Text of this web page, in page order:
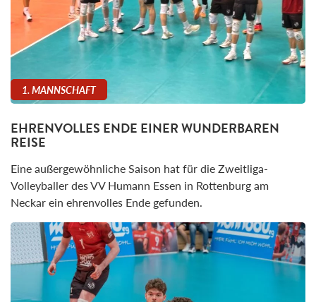
1. MANNSCHAFT
EHRENVOLLES ENDE EINER WUNDERBAREN
REISE
Eine außergewöhnliche Saison hat für die Zweitliga-
Volleyballer des VV Humann Essen in Rottenburg am
Neckar ein ehrenvolles Ende gefunden.